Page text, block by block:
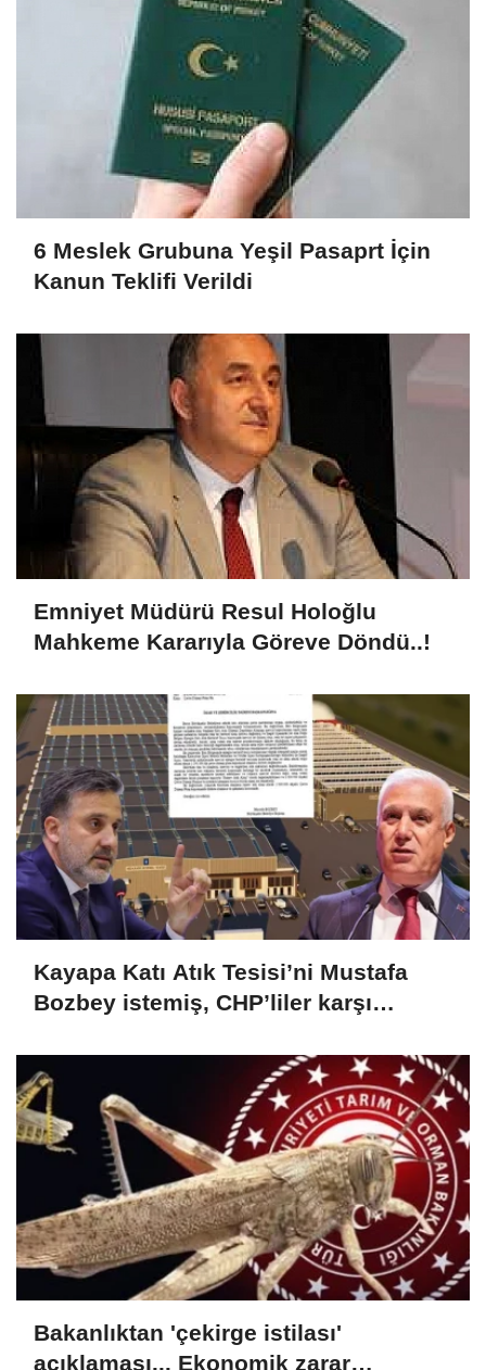
6 Meslek Grubuna Yeşil Pasaprt İçin
Kanun Teklifi Verildi
Emniyet Müdürü Resul Holoğlu
Mahkeme Kararıyla Göreve Döndü..!
Kayapa Katı Atık Tesisi’ni Mustafa
Bozbey istemiş, CHP’liler karşı
Bakanlıktan 'çekirge istilası'
açıklaması... Ekonomik zarar